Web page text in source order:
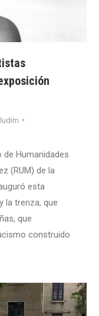
de Humanidades
(RUM) de la
esta
la trenza, que
que
construido